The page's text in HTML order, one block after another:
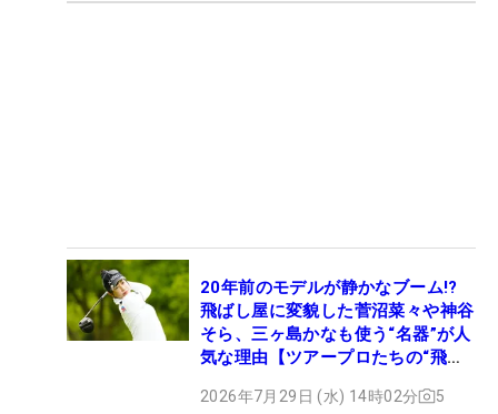
20年前のモデルが静かなブーム!?
飛ばし屋に変貌した菅沼菜々や神谷
そら、三ヶ島かなも使う“名器”が人
気な理由【ツアープロたちの“飛ば
2026年7月29日 (水) 14時02分 5